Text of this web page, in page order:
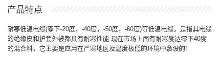
产品特点
耐寒低温电缆(零下-20度， -40度， -50度， -60度)等低温电缆。是指其电缆
的绝缘皮和护套外被都具有耐寒性能 现在市场上面有耐寒度达零下40度
的混合料，它主要是应用在严寒地区及温度极低的环境中敷设的！